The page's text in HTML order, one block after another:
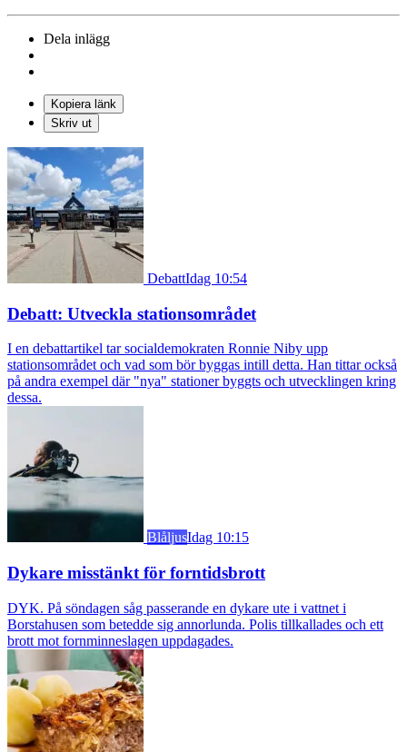
Dela inlägg
Kopiera länk
Skriv ut
DebattIdag 10:54
Debatt: Utveckla stationsområdet
I en debattartikel tar socialdemokraten Ronnie Niby upp
stationsområdet och vad som bör byggas intill detta. Han tittar också
på andra exempel där "nya" stationer byggts och utvecklingen kring
dessa.
BlåljusIdag 10:15
Dykare misstänkt för forntidsbrott
DYK. På söndagen såg passerande en dykare ute i vattnet i
Borstahusen som betedde sig annorlunda. Polis tillkallades och ett
brott mot fornminneslagen uppdagades.